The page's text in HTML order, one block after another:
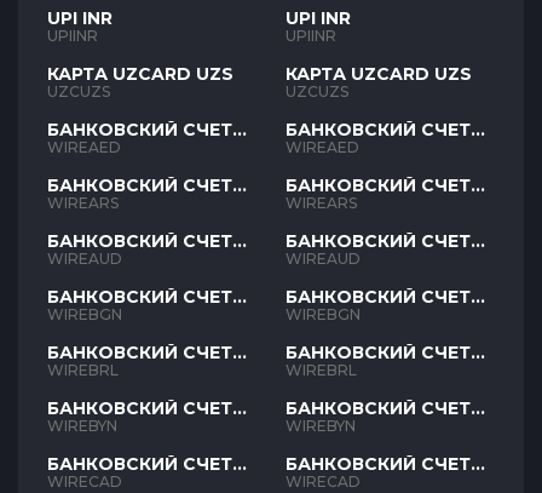
UPI INR
UPIINR
КАРТА UZCARD UZS
UZCUZS
БАНКОВСКИЙ СЧЕТ
AED
WIREAED
БАНКОВСКИЙ СЧЕТ
ARS
WIREARS
БАНКОВСКИЙ СЧЕТ
AUD
WIREAUD
БАНКОВСКИЙ СЧЕТ
BGN
WIREBGN
БАНКОВСКИЙ СЧЕТ
BRL
WIREBRL
БАНКОВСКИЙ СЧЕТ
BYN
WIREBYN
БАНКОВСКИЙ СЧЕТ
CAD
WIRECAD
UPI INR
UPIINR
КАРТА UZCARD UZS
UZCUZS
БАНКОВСКИЙ СЧЕТ
AED
WIREAED
БАНКОВСКИЙ СЧЕТ
ARS
WIREARS
БАНКОВСКИЙ СЧЕТ
AUD
WIREAUD
БАНКОВСКИЙ СЧЕТ
BGN
WIREBGN
БАНКОВСКИЙ СЧЕТ
BRL
WIREBRL
БАНКОВСКИЙ СЧЕТ
BYN
WIREBYN
БАНКОВСКИЙ СЧЕТ
CAD
WIRECAD